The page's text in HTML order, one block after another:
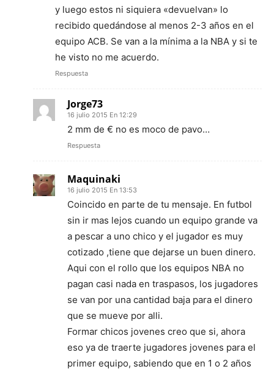
y luego estos ni siquiera «devuelvan» lo
recibido quedándose al menos 2-3 años en el
equipo ACB. Se van a la mínima a la NBA y si te
he visto no me acuerdo.
Respuesta
Jorge73
16 julio 2015 En 12:29
2 mm de € no es moco de pavo…
Respuesta
Maquinaki
16 julio 2015 En 13:53
Coincido en parte de tu mensaje. En futbol
sin ir mas lejos cuando un equipo grande va
a pescar a uno chico y el jugador es muy
cotizado ,tiene que dejarse un buen dinero.
Aqui con el rollo que los equipos NBA no
pagan casi nada en traspasos, los jugadores
se van por una cantidad baja para el dinero
que se mueve por alli.
Formar chicos jovenes creo que si, ahora
eso ya de traerte jugadores jovenes para el
primer equipo, sabiendo que en 1 o 2 años